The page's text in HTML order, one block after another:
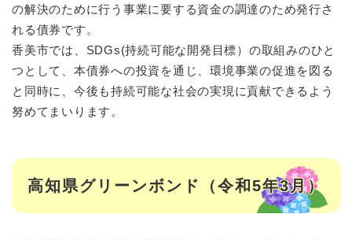
の解決のために行う事業に要する資金の調達のため発行さ
れる債券です。
香美市では、SDGs(持続可能な開発目標）の取組みのひと
つとして、本債券への投資を通じ、環境事業の促進を図る
と同時に、今後も持続可能な社会の実現に貢献できるよう
努めてまいります。
高知県グリーンボンド（令和5年3月）